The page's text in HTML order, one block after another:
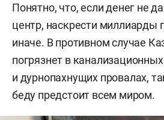
Понятно, что, если денег не
центр, наскрести миллиарды
иначе. В противном случае
погрязнет в
и дурнопахнущих провалах,
беду предстоит всем миром.